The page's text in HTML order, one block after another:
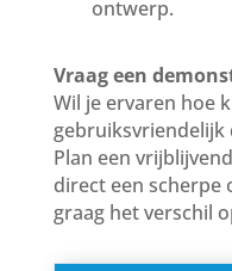
ontwerp.
Vraag een
Wil je ervaren hoe
gebruiksvriendelijk
Plan een
direct een scherpe
graag het verschil